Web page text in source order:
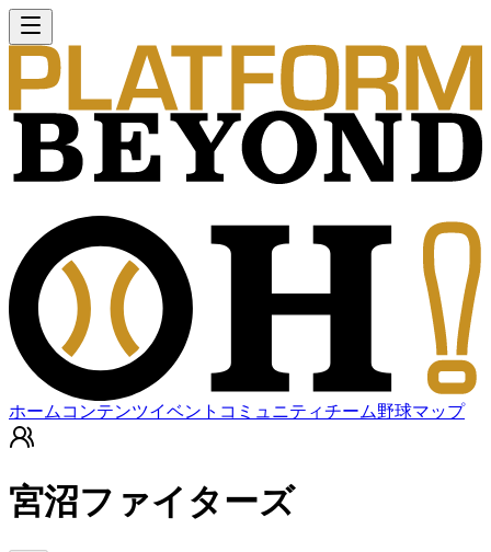
ホーム コンテンツイベント コミュニティチーム野球マップ
宮沼ファイターズ